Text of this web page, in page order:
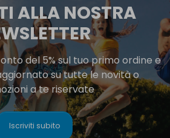
ALLA NOSTRA
del 5% sul tuo primo ordine e
su tutte le novità o
a te riservate
Iscriviti subito